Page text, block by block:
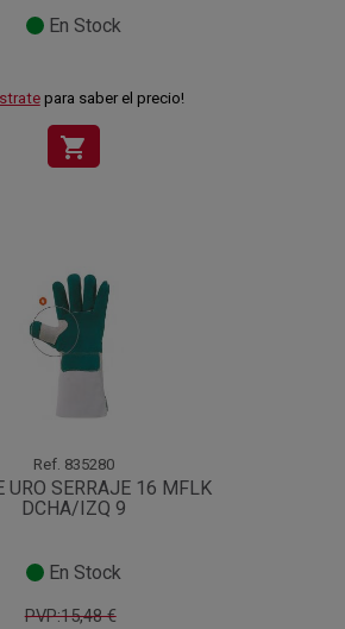
En Stock
para saber el precio!
shopping_cart
Ref. 835280
URO SERRAJE 16 MFLK
DCHA/IZQ 9
En Stock
PVP:15,48 €